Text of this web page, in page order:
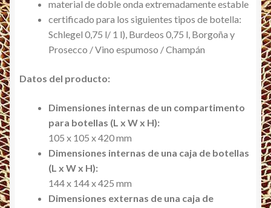
material de doble onda extremadamente estable
certificado para los siguientes tipos de botella:
Schlegel 0,75 l/ 1 l), Burdeos 0,75 l, Borgoña y
Prosecco / Vino espumoso / Champán
Datos del producto:
Dimensiones internas de un compartimento
para botellas (L x W x H):
105 x 105 x 420 mm
Dimensiones internas de una caja de botellas
(L x W x H):
144 x 144 x 425 mm
Dimensiones externas de una caja de